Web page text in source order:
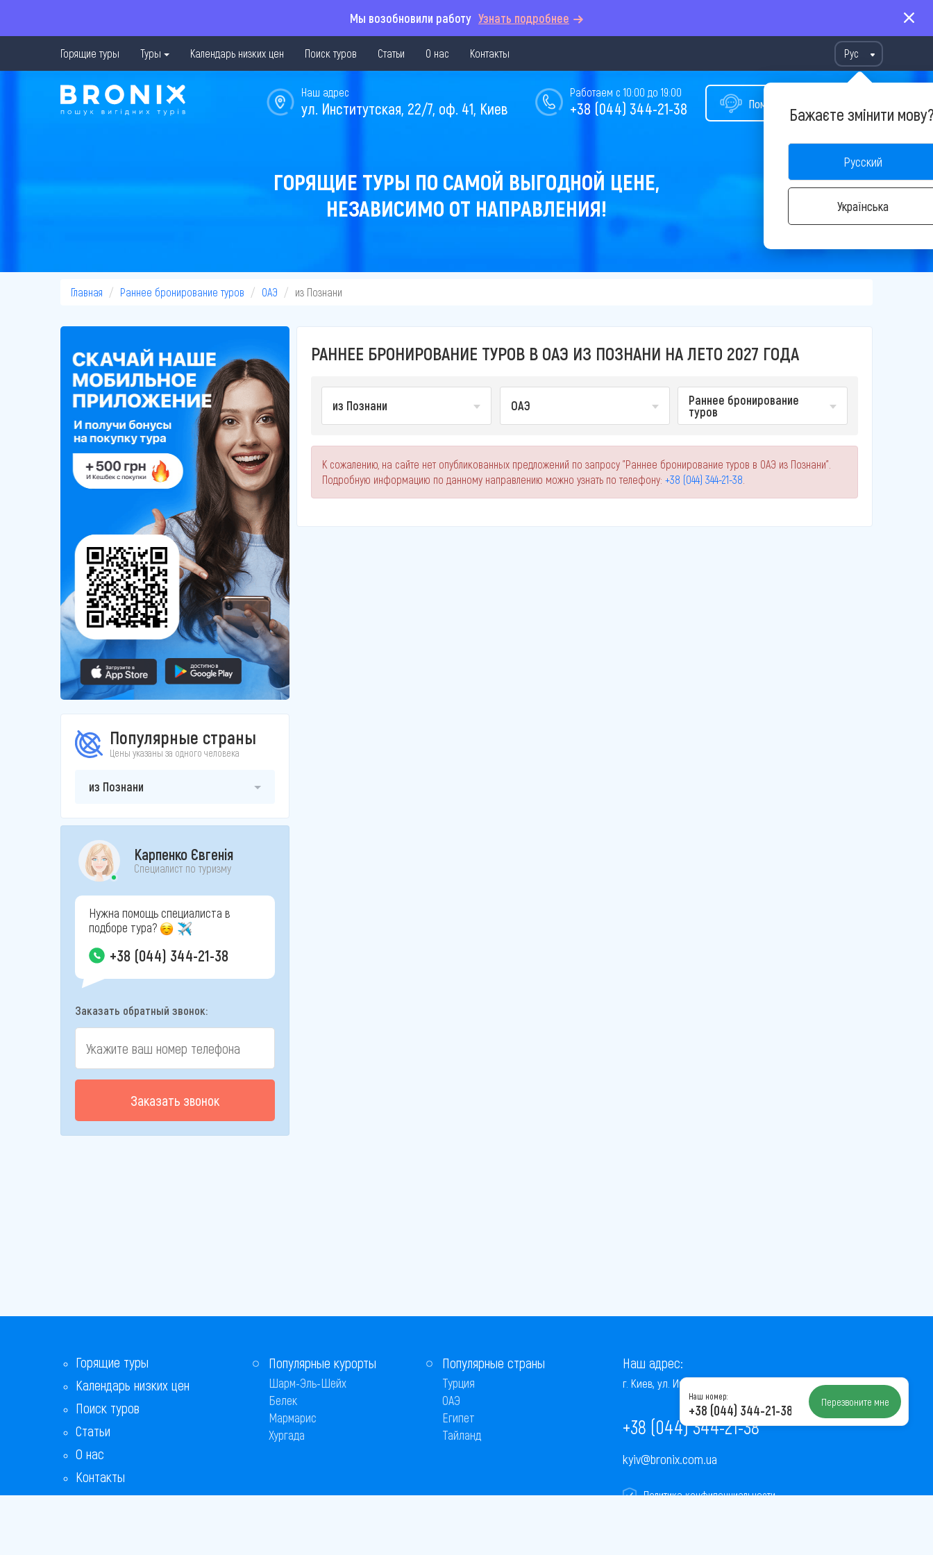
Мы возобновили работу Узнать подробнее
Горящие туры Туры Календарь низких цен Поиск туров Статьи О нас Контакты Рус
Бажаєте змінити
Русский
Українська
Помощь в подборе тура
Работаем с 10:00 до 19:00
+38 (044) 344-21-38
Наш адрес
ул. Институтская, 22/7, оф. 41, Киев
ГОРЯЩИЕ ТУРЫ ПО САМОЙ ВЫГОДНОЙ ЦЕНЕ,
НЕЗАВИСИМО ОТ НАПРАВЛЕНИЯ!
Главная Раннее бронирование туров ОАЭ из Познани
Популярные страны
Цены указаны за одного человека
из Познани
Карпенко Євгенія
Специалист по туризму
Нужна помощь специалиста в
подборе тура?
+38 (044) 344-21-38
Заказать обратный звонок:
Заказать звонок
РАННЕЕ БРОНИРОВАНИЕ ТУРОВ В ОАЭ ИЗ ПОЗНАНИ НА ЛЕТО 2027 ГОДА
из Познани ОАЭ Раннее бронирование
туров
К сожалению, на сайте нет опубликованных предложений по запросу "Раннее бронирование туров в ОАЭ из Познани".
Подробную информацию по данному направлению можно узнать по телефону: +38 (044) 344-21-38
Горящие туры
Календарь низких цен
Поиск туров
Статьи
О нас
Контакты
Бонусная программа
Популярные курорты
Шарм-Эль-Шейх
Белек
Мармарис
Хургада
Популярные страны
Турция
ОАЭ
Египет
Тайланд
Наш адрес:
г. Киев, ул. Институтская, 22/7, оф. 41
+38 (044) 344-21-38
kyiv@bronix.com.ua
Политика конфиденциальности
Наш номер:
+38 (044) 344-21-38 Перезвоните мне